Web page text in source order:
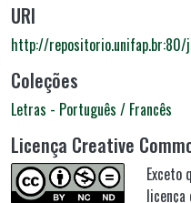
URI
http://
Coleções
Letras - Português / Francês
Licença Creative
Exceto